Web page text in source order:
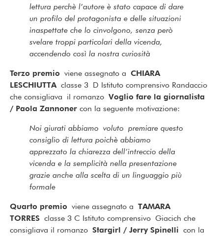
lettura perchè l’autore è stato capace di dare
un profilo del protagonista e delle situazioni
inaspettate che lo cinvolgono, senza però
svelare troppi particolari della vicenda,
accendendo così la nostra curiosità
Terzo premio viene assegnato a CHIARA
LESCHIUTTA classe 3 D Istituto comprensivo Randaccio
che consigliava il romanzo Voglio fare la giornalista
/ Paola Zannoner con la seguente motivazione:
Noi giurati abbiamo voluto premiare questo
consiglio di lettura poichè abbiamo
apprezzato la chiarezza dell’intreccio della
vicenda e la semplicità nella presentazione
grazie anche alla scelta di un linguaggio più
formale
Quarto premio viene assegnato a TAMARA
TORRES classe 3 C Istituto comprensivo Giacich che
consigliava il romanzo Stargirl / Jerry Spinelli con la